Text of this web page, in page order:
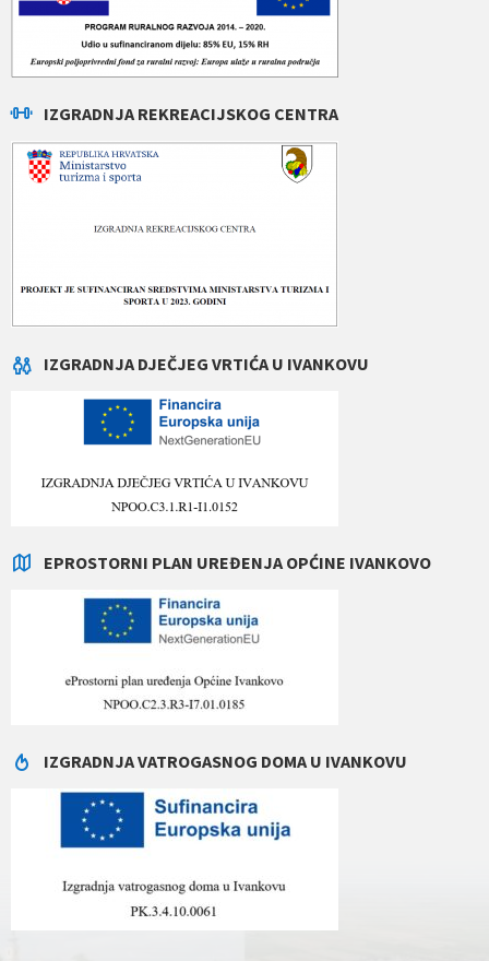
IZGRADNJA REKREACIJSKOG CENTRA
IZGRADNJA DJEČJEG VRTIĆA U IVANKOVU
EPROSTORNI PLAN UREĐENJA OPĆINE IVANKOVO
IZGRADNJA VATROGASNOG DOMA U IVANKOVU